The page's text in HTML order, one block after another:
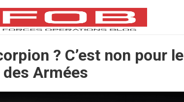
? C’est non pour le
Armées